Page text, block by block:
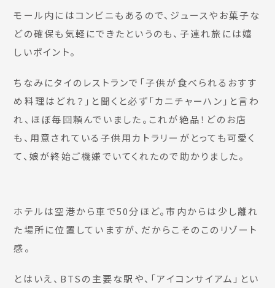
モール内にはコンビニもあるので、ジュースやお菓子な
どの確保も気軽にできたというのも、子連れ旅には嬉
しいポイント。
ちなみにタイのレストランで「子供が食べられるおすす
め料理はどれ？」と聞くと必ず「カニチャーハン」と言わ
れ、ほぼ毎回頼んでいました。これが絶品！どのお店
も、用意されている子供用カトラリーがとっても可愛く
て、娘が終始ご機嫌でいてくれたので助かりました。
ホテルは空港から車で50分ほど。市内からは少し離れ
た場所に位置していますが、だからこそのこのリゾート
感。
とはいえ、BTSの主要な駅や、「アイコンサイアム」とい